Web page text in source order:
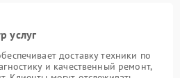
услуг
доставку техники по
и качественный ремонт,